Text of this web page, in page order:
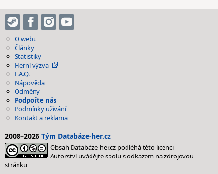
O webu
Články
Statistiky
Herní výzva
F.A.Q.
Nápověda
Odměny
Podpořte nás
Podmínky užívání
Kontakt a reklama
2008–2026 Tým Databáze-her.cz
Obsah Databáze-her.cz podléhá této licenci
Autorství uvádějte spolu s odkazem na zdrojovou
stránku